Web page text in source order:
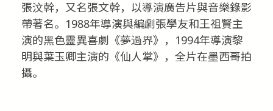
張汶幹，又名張文幹，以導演廣告片與音樂錄影
帶著名。1988年導演與編劇張學友和王祖賢主
演的黑色靈異喜劇《夢過界》，1994年導演黎
明與葉玉卿主演的《仙人掌》，全片在墨西哥拍
攝。